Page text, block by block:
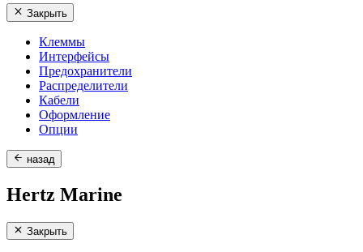
Закрыть
Клеммы
Интерфейсы
Предохранители
Распределители
Кабели
Оформление
Опции
назад
Hertz Marine
Закрыть